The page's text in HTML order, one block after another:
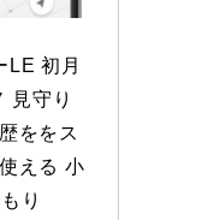
LE 初月
見守り
ををス
える 小
り